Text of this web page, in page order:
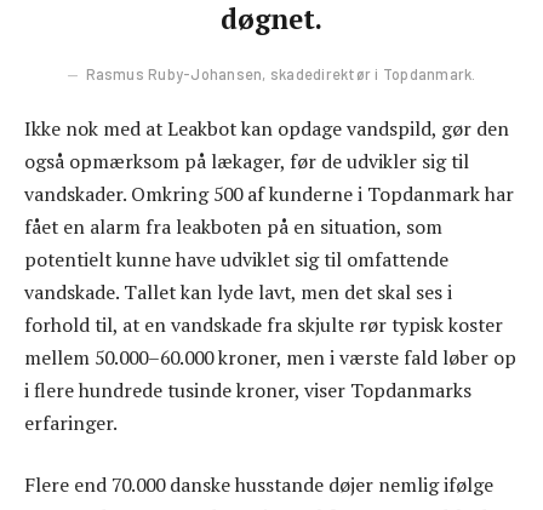
døgnet.
Rasmus Ruby-Johansen, skadedirektør i Topdanmark.
Ikke nok med at Leakbot kan opdage vandspild, gør den
også opmærksom på lækager, før de udvikler sig til
vandskader. Omkring 500 af kunderne i Topdanmark har
fået en alarm fra leakboten på en situation, som
potentielt kunne have udviklet sig til omfattende
vandskade. Tallet kan lyde lavt, men det skal ses i
forhold til, at en vandskade fra skjulte rør typisk koster
mellem 50.000–60.000 kroner, men i værste fald løber op
i flere hundrede tusinde kroner, viser Topdanmarks
erfaringer.
Flere end 70.000 danske husstande døjer nemlig ifølge